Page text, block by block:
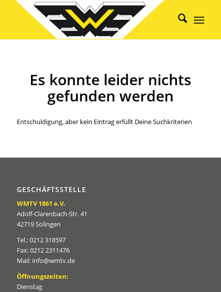
Es konnte leider nichts
gefunden werden
Entschuldigung, aber kein Eintrag erfüllt Deine Suchkriterien
GESCHÄFTSSTELLE
WMTV 1861 e.V.
Adolf-Clarenbach-Str. 41
42719 Solingen
Tel.: 0212 318597
Fax: 0212 2311476
Mail: info@wmtv.de
Öffnungszeiten:
Dienstag